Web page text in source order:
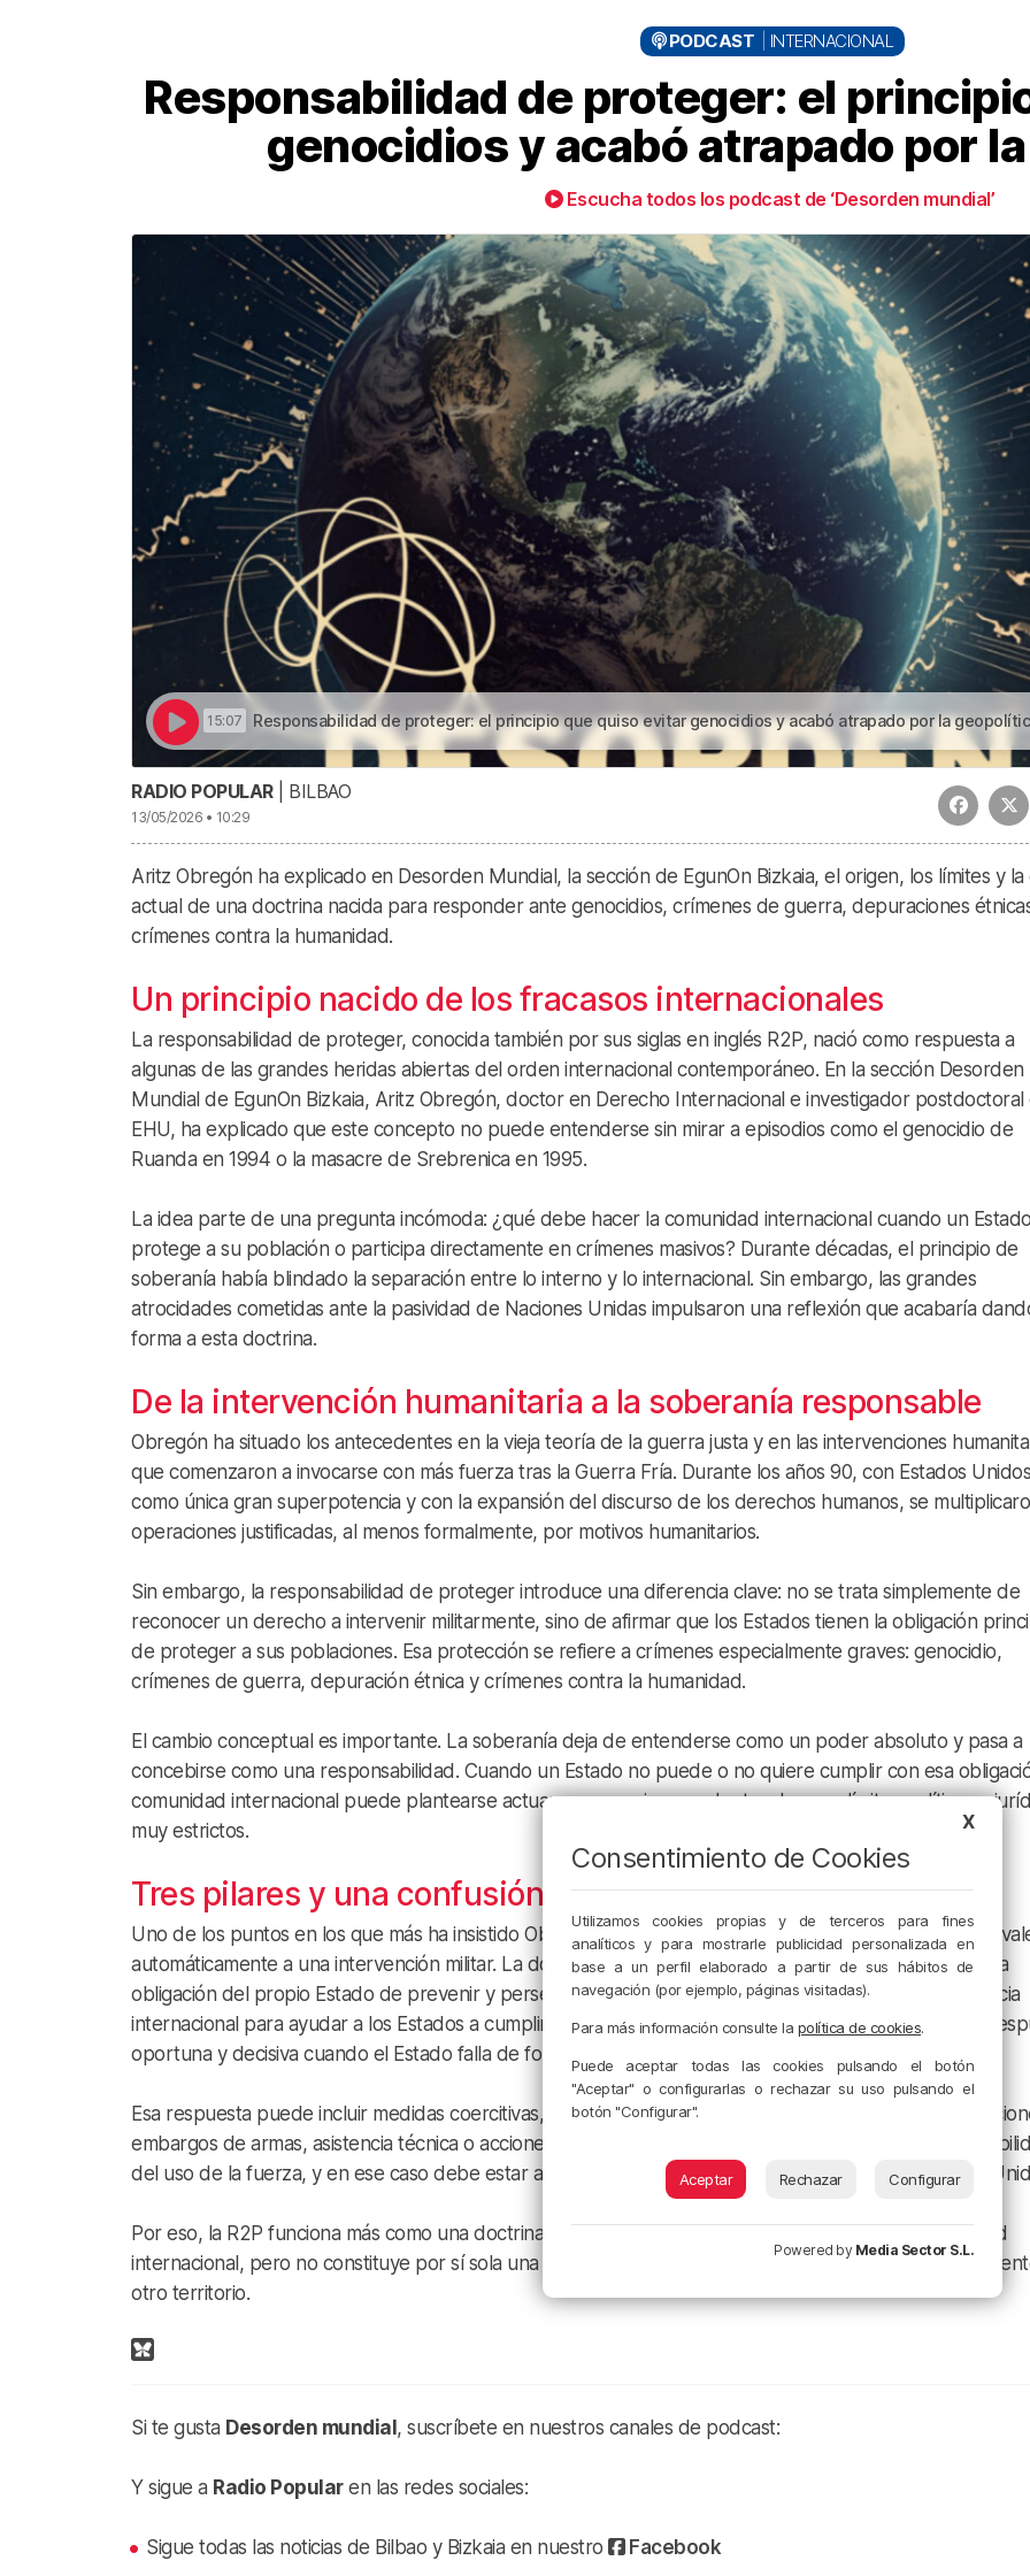
PODCAST INTERNACIONAL
Responsabilidad de proteger: el
genocidios y acabó atrapado por
Escucha todos los podcast de ‘Desorden mundial’
15:07 Responsabilidad de proteger: el principio que quiso evitar genocidios y acabó atrapado por la geopolítica | Responsabilidad de proteger: el principio que quiso evitar genocidios y acabó atrapado por la
RADIO POPULAR| BILBAO
13/05/2026 • 10:29
Aritz Obregón ha explicado en Desorden Mundial, la sección de EgunOn Bizkaia, el origen, los límites y la
actual de una doctrina nacida para responder ante genocidios, crímenes de guerra, depuraciones
crímenes contra la humanidad.
Un principio nacido de los fracasos internacionales
La responsabilidad de proteger, conocida también por sus siglas en inglés R2P, nació como respuesta a
algunas de las grandes heridas abiertas del orden internacional contemporáneo. En la sección Desorden
Mundial de EgunOn Bizkaia, Aritz Obregón, doctor en Derecho Internacional e investigador postdoctoral
EHU, ha explicado que este concepto no puede entenderse sin mirar a episodios como el genocidio de
Ruanda en 1994 o la masacre de Srebrenica en 1995.
La idea parte de una pregunta incómoda: ¿qué debe hacer la comunidad internacional cuando un
protege a su población o participa directamente en crímenes masivos? Durante décadas, el principio de
soberanía había blindado la separación entre lo interno y lo internacional. Sin embargo, las grandes
atrocidades cometidas ante la pasividad de Naciones Unidas impulsaron una reflexión que acabaría
forma a esta doctrina.
De la intervención humanitaria a la soberanía responsable
Obregón ha situado los antecedentes en la vieja teoría de la guerra justa y en las intervenciones
que comenzaron a invocarse con más fuerza tras la Guerra Fría. Durante los años 90, con Estados Unidos
como única gran superpotencia y con la expansión del discurso de los derechos humanos, se
operaciones justificadas, al menos formalmente, por motivos humanitarios.
Sin embargo, la responsabilidad de proteger introduce una diferencia clave: no se trata simplemente de
reconocer un derecho a intervenir militarmente, sino de afirmar que los Estados tienen la obligación
de proteger a sus poblaciones. Esa protección se refiere a crímenes especialmente graves: genocidio,
crímenes de guerra, depuración étnica y crímenes contra la humanidad.
El cambio conceptual es importante. La soberanía deja de entenderse como un poder absoluto y pasa a
concebirse como una responsabilidad. Cuando un Estado no puede o no quiere cumplir con esa
comunidad internacional puede plantearse actuar, aunque siempre dentro de unos límites políticos y
muy estrictos.
Tres pilares y una confusión frecuente
Uno de los puntos en los que más ha insistido Obregón es que la responsabilidad de proteger no
automáticamente a una intervención militar. La doctrina se desarrolló sobre tres pilares. El primero es la
obligación del propio Estado de prevenir y perseguir esos crímenes. El segundo se refiere a la asistencia
internacional para ayudar a los Estados a cumplir con esa responsabilidad. El tercero contempla una
oportuna y decisiva cuando el Estado falla de forma evidente.
Esa respuesta puede incluir medidas coercitivas, pero no necesariamente armadas. Puede haber
embargos de armas, asistencia técnica o acciones diplomáticas. Solo en último término aparece la
del uso de la fuerza, y en ese caso debe estar autorizada por el Consejo de Seguridad de Naciones
Por eso, la R2P funciona más como una doctrina que señala cuándo y cómo debe actuar la comunidad
internacional, pero no constituye por sí sola una justificación jurídica automática para intervenir
otro territorio.
Si te gusta Desorden mundial , suscríbete en nuestros canales de podcast:
Y sigue a Radio Popularen las redes sociales:
Sigue todas las noticias de Bilbao y Bizkaia en nuestro Facebook
X
Consentimiento de Cookies
Utilizamos cookies propias y de terceros para fines
analíticos y para mostrarle publicidad personalizada en
base a un perfil elaborado a partir de sus hábitos de
navegación (por ejemplo, páginas visitadas).
Para más información consulte la política de cookies.
Puede aceptar todas las cookies pulsando el botón
"Aceptar" o configurarlas o rechazar su uso pulsando el
botón "Configurar".
Aceptar Rechazar Configurar
Powered by Media Sector S.L.